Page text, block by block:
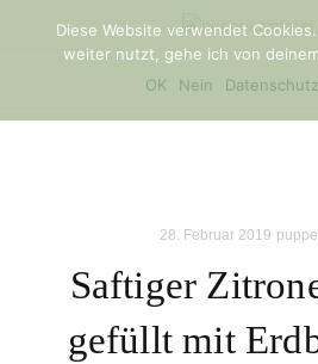
28. Februar 2019
Saftiger
gefüllt mit
Diese Website verwendet
weiter nutzt, gehe ich von
OK
Nein